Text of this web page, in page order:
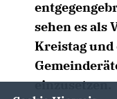
sehen es als
Kreistag und
einzusetzen.